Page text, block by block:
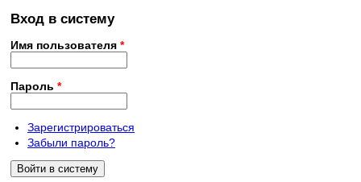
Вход в систему
Имя пользователя *
Пароль *
Зарегистрироваться
Забыли пароль?